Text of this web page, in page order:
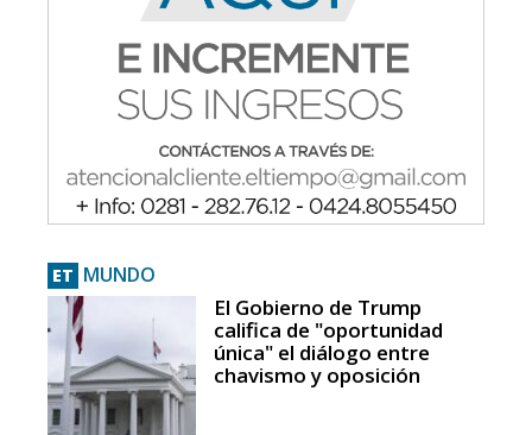
ET MUNDO
El Gobierno de Trump
califica de "oportunidad
única" el diálogo entre
chavismo y oposición